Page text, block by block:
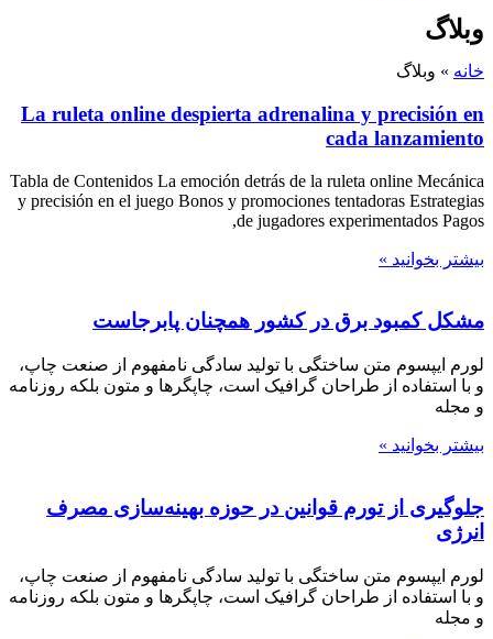
وبلاگ
خانه » وبلاگ
La ruleta online despierta adrenalina y precisión en
cada lanzamiento
Tabla de Contenidos La emoción detrás de la ruleta online Mecánica
y precisión en el juego Bonos y promociones tentadoras Estrategias
de jugadores experimentados Pagos,
بیشتر بخوانید »
مشکل کمبود برق در کشور همچنان پابرجاست
لورم ایپسوم متن ساختگی با تولید سادگی نامفهوم از صنعت چاپ،
و با استفاده از طراحان گرافیک است، چاپگرها و متون بلکه روزنامه
و مجله
بیشتر بخوانید »
جلوگیری از تورم قوانین در حوزه بهینه‌سازی مصرف
انرژی
لورم ایپسوم متن ساختگی با تولید سادگی نامفهوم از صنعت چاپ،
و با استفاده از طراحان گرافیک است، چاپگرها و متون بلکه روزنامه
و مجله